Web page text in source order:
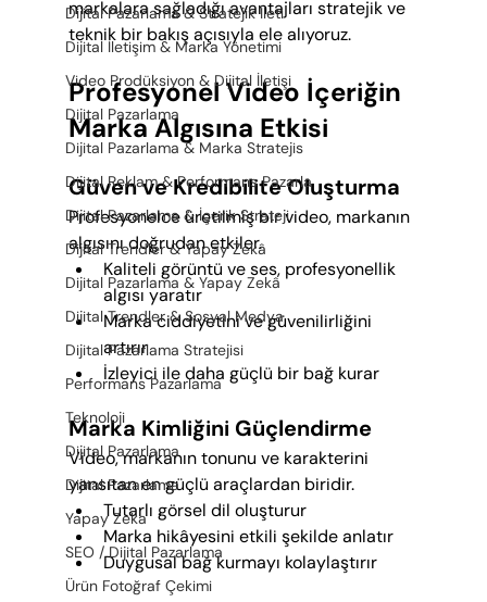
Dijital Pazarlama & Stratejik İleti
Dijital İletişim & Marka Yönetimi
Video Prodüksiyon & Dijital İletişi
Dijital Pazarlama
Dijital Pazarlama & Marka Stratejis
Dijital Reklam & Performans Pazarla
Dijital Pazarlama & İçerik Strateji
Dijital Trendler & Yapay Zekâ
Dijital Pazarlama & Yapay Zekâ
Dijital Trendler & Sosyal Medya
Dijital Pazarlama Stratejisi
Performans Pazarlama
Teknoloji
Dijital Pazarlama
Dijital Pazarlama
Yapay Zeka
SEO / Dijital Pazarlama
Ürün Fotoğraf Çekimi
markalara sağladığı avantajları stratejik ve
teknik bir bakış açısıyla ele alıyoruz.
Profesyonel Video İçeriğin
Marka Algısına Etkisi
Güven ve Kredibilite Oluşturma
Profesyonelce üretilmiş bir video, markanın
algısını doğrudan etkiler.
Kaliteli görüntü ve ses, profesyonellik
algısı yaratır
Marka ciddiyetini ve güvenilirliğini
artırır
İzleyici ile daha güçlü bir bağ kurar
Marka Kimliğini Güçlendirme
Video, markanın tonunu ve karakterini
yansıtan en güçlü araçlardan biridir.
Tutarlı görsel dil oluşturur
Marka hikâyesini etkili şekilde anlatır
Duygusal bağ kurmayı kolaylaştırır